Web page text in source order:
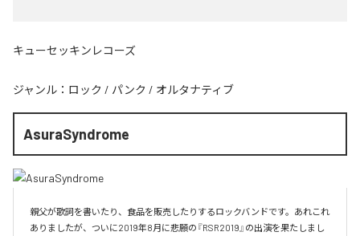
キューセッキンレコーズ
ジャンル： ロック / パンク / オルタナティブ
AsuraSyndrome
親父が歌詞を書いたり、食品を販売したりするロックバンドです。あれこれ
ありましたが、ついに2019年8月に悲願の『RSR2019』の出演を果たしまし